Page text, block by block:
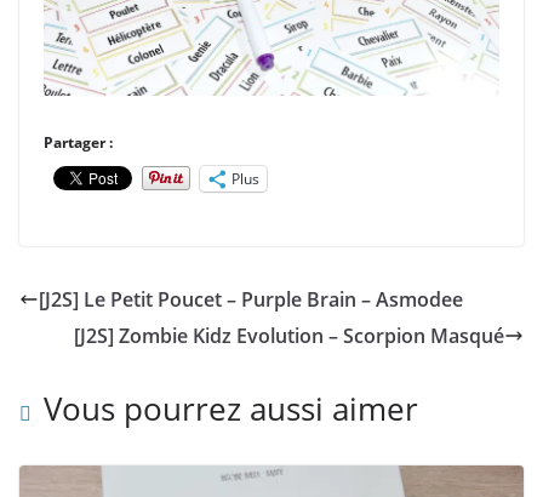
Partager :
Plus
[J2S] Le Petit Poucet – Purple Brain – Asmodee
[J2S] Zombie Kidz Evolution – Scorpion Masqué
Vous pourrez aussi aimer